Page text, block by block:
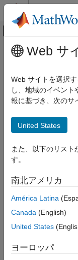
コンテンツへスキップ
オフキャ
表示方法: カテゴリ
MATLAB
MATLAB Copilot
Simulink
物理モデリング
リアルタイム シミュレー
ト
並列計算
メインコンテンツ
Parallel
ス ノート
バグ レポート |
| リリースの範囲:
テキスト フィル
Web サ
Web サイトを選択
し、地域のイベン
報に基づき、次のサ
United States
また、以下のリスト
す。
南北アメリカ
América Latina
Canada (English)
United States
ヨーロッパ